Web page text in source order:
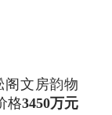
阁文房韵物
格3450万元